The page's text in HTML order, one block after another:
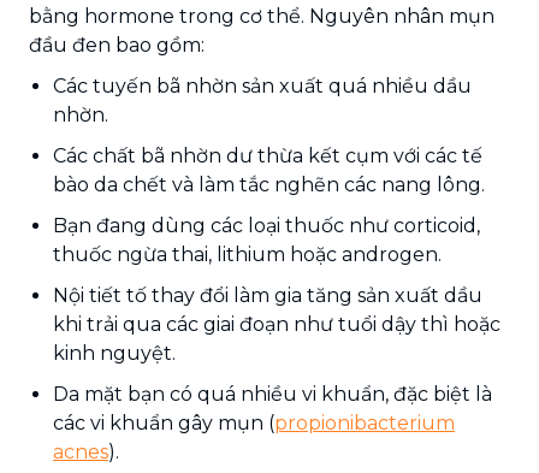
bằng hormone trong cơ thể. Nguyên nhân mụn
đầu đen bao gồm:
Các tuyến bã nhờn sản xuất quá nhiều dầu
nhờn.
Các chất bã nhờn dư thừa kết cụm với các tế
bào da chết và làm tắc nghẽn các nang lông.
Bạn đang dùng các loại thuốc như corticoid,
thuốc ngừa thai, lithium hoặc androgen.
Nội tiết tố thay đổi làm gia tăng sản xuất dầu
khi trải qua các giai đoạn như tuổi dậy thì hoặc
kinh nguyệt.
Da mặt bạn có quá nhiều vi khuẩn, đặc biệt là
các vi khuẩn gây mụn (propionibacterium
acnes).